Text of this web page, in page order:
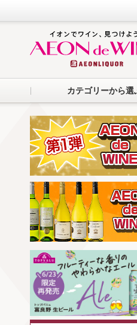
カテゴリーから選